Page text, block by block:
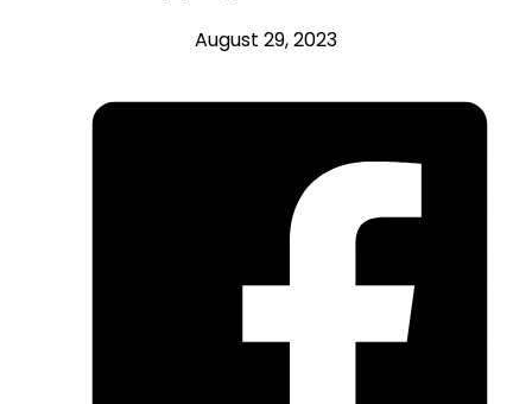
August 29, 2023